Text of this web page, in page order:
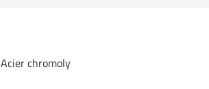
Acier chromoly